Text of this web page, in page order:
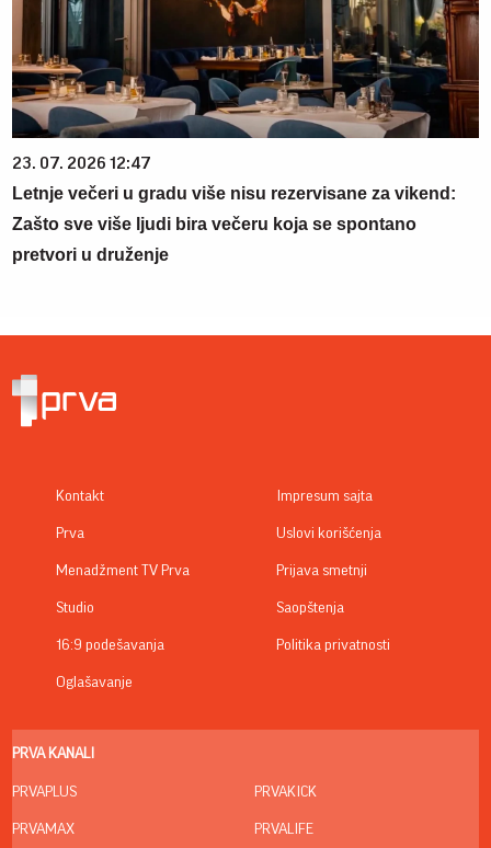
23. 07. 2026 12:47
Letnje večeri u gradu više nisu rezervisane za vikend:
Zašto sve više ljudi bira večeru koja se spontano
pretvori u druženje
Kontakt
Prva
Menadžment TV Prva
Studio
16:9 podešavanja
Oglašavanje
Impresum sajta
Uslovi korišćenja
Prijava smetnji
Saopštenja
Politika privatnosti
PRVA KANALI
PRVAPLUS
PRVAMAX
PRVAKICK
PRVALIFE